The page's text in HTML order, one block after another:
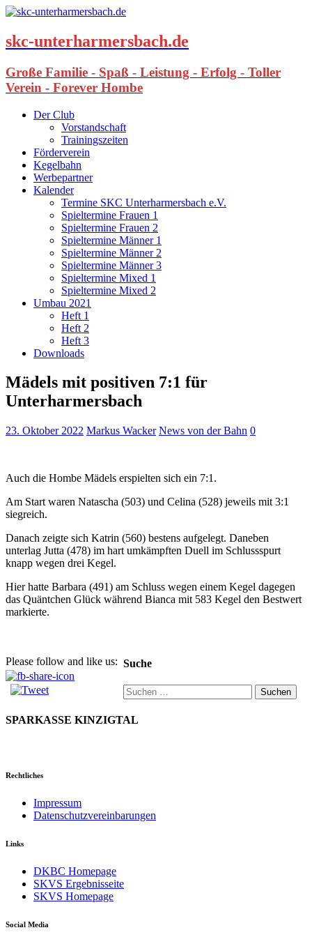
skc-unterharmersbach.de
Große Familie - Spaß - Leistung - Erfolg - Toller
Verein - Forever Hombe
Der Club
Vorstandschaft
Trainingszeiten
Förderverein
Kegelbahn
Werbepartner
Kalender
Termine SKC Unterharmersbach e.V.
Spieltermine Frauen 1
Spieltermine Frauen 2
Spieltermine Männer 1
Spieltermine Männer 2
Spieltermine Männer 3
Spieltermine Mixed 1
Spieltermine Mixed 2
Umbau 2021
Heft 1
Heft 2
Heft 3
Downloads
Mädels mit positiven 7:1 für
Unterharmersbach
23. Oktober 2022 Markus Wacker News von der Bahn 0
Auch die Hombe Mädels erspielten sich ein 7:1.
Am Start waren Natascha (503) und Celina (528) jeweils mit 3:1
siegreich.
Danach zeigte sich Katrin (560) bestens aufgelegt. Daneben
unterlag Jutta (478) im hart umkämpften Duell im Schlussspurt
knapp wegen drei Kegel.
Hier hatte Barbara (491) am Schluss wegen einem Kegel dagegen
das Quäntchen Glück während Bianca mit 583 Kegel den Bestwert
markierte.
Please follow and like us: Suche
Suchen
nach:
SPARKASSE KINZIGTAL
Rechtliches
Impressum
Datenschutzvereinbarungen
Links
DKBC Homepage
SKVS Ergebnisseite
SKVS Homepage
Social Media